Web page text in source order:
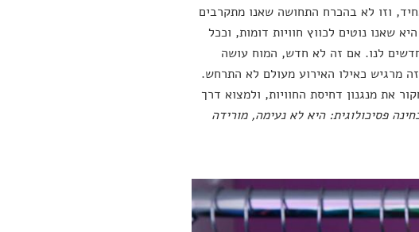
וזו לא בהכרח התחושה שאנו מתקרבים
שאנו נוטים לכווץ חוויות דומות, וככל
לנו. אם זה לא חדש, המוח עושה
זה מרגיש כאילו האירוע מעולם לא התרחש.
את מנגנון דחיסת החוויות, ולמצוא דרך
פסיכולוגית: היא לא נעימה, מורידה